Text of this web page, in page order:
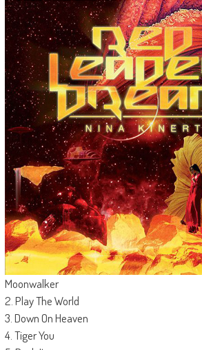
Moonwalker
2. Play The World
3. Down On Heaven
4. Tiger You